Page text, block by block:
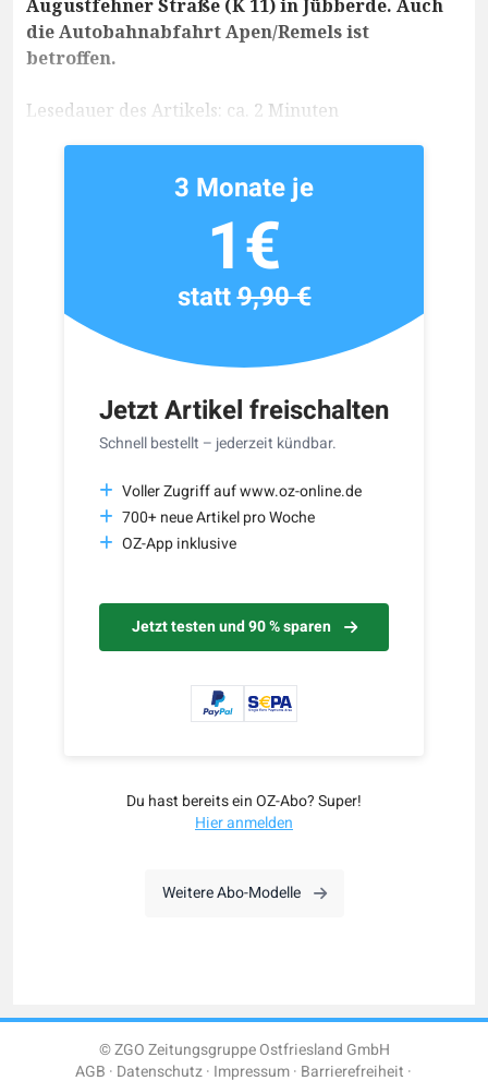
Augustfehner Straße (K 11) in Jübberde. Auch
die Autobahnabfahrt Apen/Remels ist
betroffen.
Lesedauer des Artikels: ca. 2 Minuten
Jetzt Artikel freischalten
Schnell bestellt – jederzeit kündbar.
Voller Zugriff auf www.oz-online.de
700+ neue Artikel pro Woche
OZ-App inklusive
Jetzt testen und 90 % sparen
3 Monate je
1€
statt9,90 €
Du hast bereits ein OZ-Abo? Super!
Hier anmelden
Weitere Abo-Modelle
© ZGO Zeitungsgruppe Ostfriesland GmbH
AGB Datenschutz Impressum Barrierefreiheit